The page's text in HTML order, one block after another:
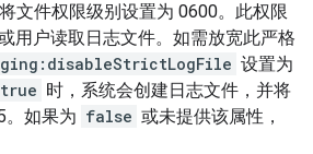
文件权限级别设置为 0600。此权限
用户读取日志文件。如需放宽此严格
设置为
true 时，系统会创建日志文件，并将
。如果为 false 或未提供该属性，